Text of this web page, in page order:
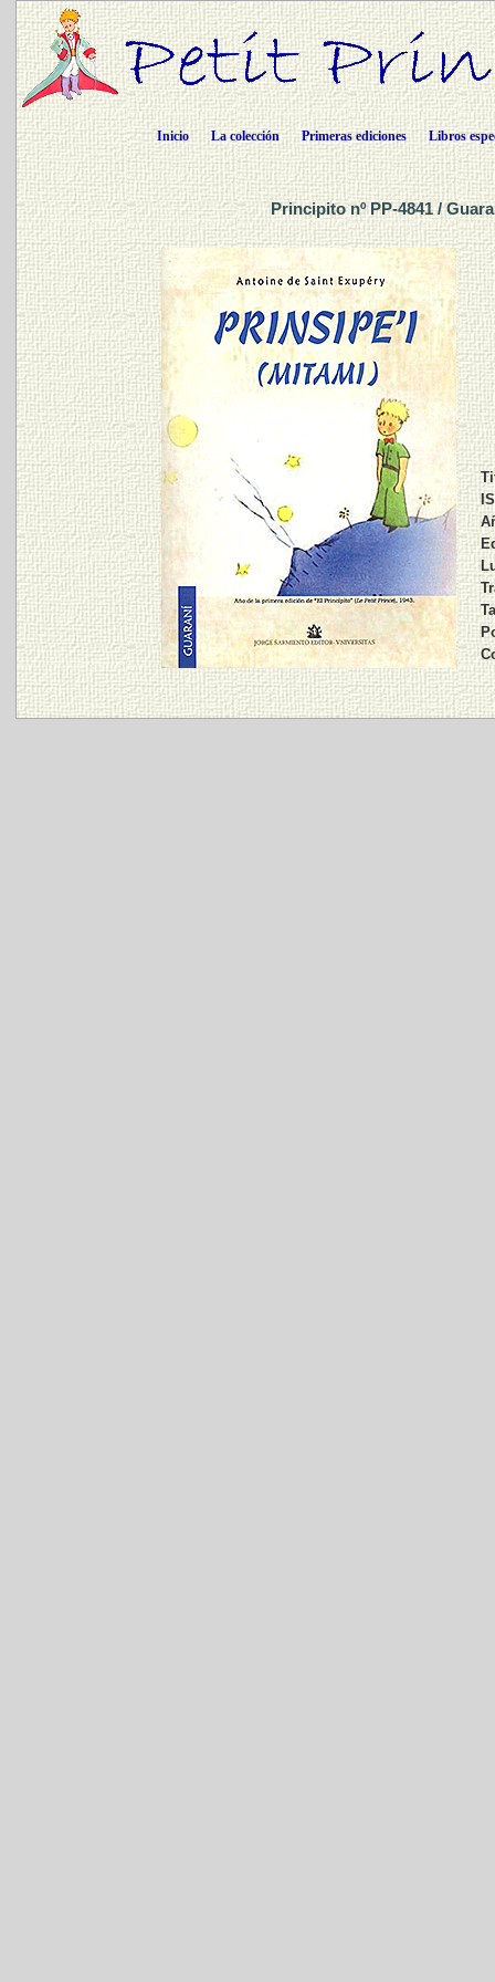
Inicio La colección Primeras ediciones Libros
Principito nº PP-4841 /